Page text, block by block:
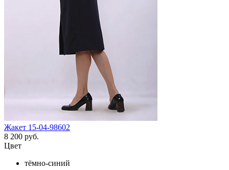
Жакет 15-04-98602
8 200 руб.
Цвет
тёмно-синий